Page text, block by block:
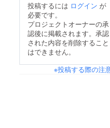
きます^^よろしくお
いします！
投稿するには ログイン が
必要です。
プロジェクトオーナーの承
認後に掲載されます。承認
された内容を削除すること
はできません。
※投稿する際の注